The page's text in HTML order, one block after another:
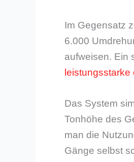
Im Gegensatz
6.000
aufweisen. Ein
leistungsstarke
Das System
Tonhöhe des
man die
Gänge selbst